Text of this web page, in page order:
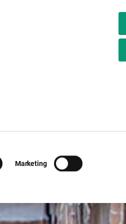
Marketing